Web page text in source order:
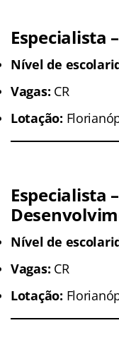
Especialista
Nível de
Vagas: CR
Lotação:
Especialista
Nível de
Vagas: CR
Lotação: